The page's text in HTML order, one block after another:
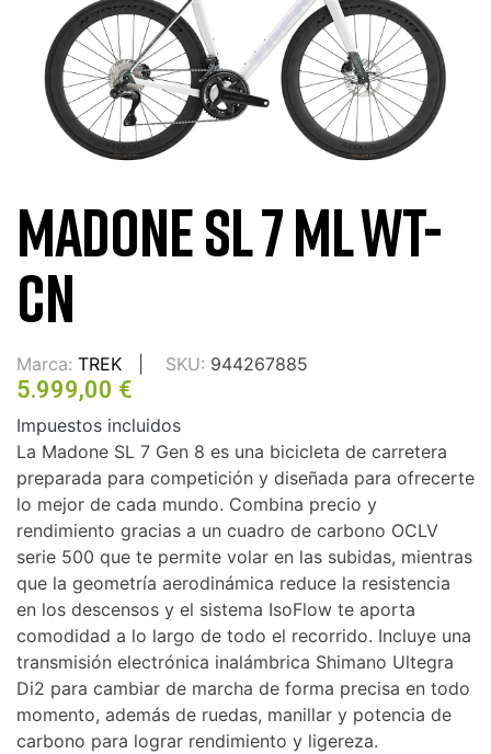
MADONE SL 7 ML WT-
CN
Marca: TREK SKU: 944267885
5.999,00 €
Impuestos incluidos
La Madone SL 7 Gen 8 es una bicicleta de carretera
preparada para competición y diseñada para ofrecerte
lo mejor de cada mundo. Combina precio y
rendimiento gracias a un cuadro de carbono OCLV
serie 500 que te permite volar en las subidas, mientras
que la geometría aerodinámica reduce la resistencia
en los descensos y el sistema IsoFlow te aporta
comodidad a lo largo de todo el recorrido. Incluye una
transmisión electrónica inalámbrica Shimano Ultegra
Di2 para cambiar de marcha de forma precisa en todo
momento, además de ruedas, manillar y potencia de
carbono para lograr rendimiento y ligereza.